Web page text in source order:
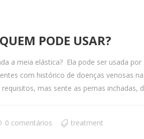
PODE USAR?
a meia elástica? Ela pode ser usada
com histórico de doenças venosas
mas sente as pernas inchadas,
0 comentários treatment